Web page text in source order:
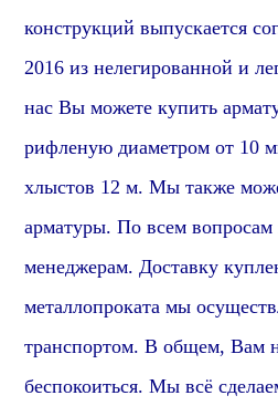
конструкций выпускается
2016из нелегированной и
нас Вы можете купить
рифленую диаметром от 10
хлыстов 12 м. Мы также
арматуры. По всем
менеджерам.Доставку
металлопроката мы
транспортом. В общем, Вам
беспокоиться. Мы всё